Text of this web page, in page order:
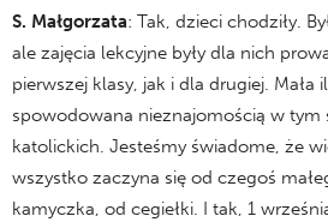
S. Małgorzata: Tak, dzieci chodziły.
ale zajęcia lekcyjne były dla nich
pierwszej klasy, jak i dla drugiej. Mała
spowodowana nieznajomością w tym
katolickich. Jesteśmy świadome, że
wszystko zaczyna się od czegoś
kamyczka, od cegiełki. I tak, 1